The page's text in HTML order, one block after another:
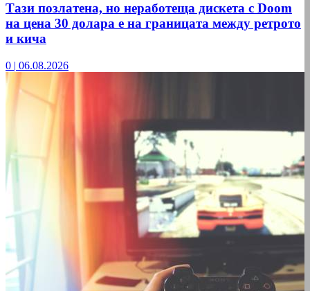
Тази позлатена, но неработеща дискета с Doom
на цена 30 долара е на границата между ретрото
и кича
0 | 06.08.2026